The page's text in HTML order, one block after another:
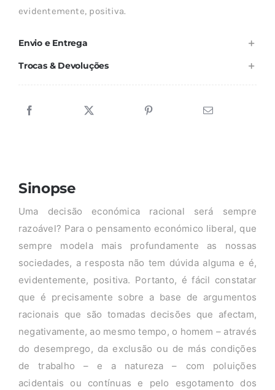
evidentemente, positiva.
Envio e Entrega
Trocas & Devoluções
Sinopse
Uma decisão económica racional será sempre
razoável? Para o pensamento económico liberal, que
sempre modela mais profundamente as nossas
sociedades, a resposta não tem dúvida alguma e é,
evidentemente, positiva. Portanto, é fácil constatar
que é precisamente sobre a base de argumentos
racionais que são tomadas decisões que afectam,
negativamente, ao mesmo tempo, o homem – através
do desemprego, da exclusão ou de más condições
de trabalho – e a natureza – com poluições
acidentais ou contínuas e pelo esgotamento dos